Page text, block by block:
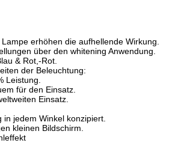
erhöhen die aufhellende Wirkung.
über den whitening Anwendung.
& Rot,-Rot.
der Beleuchtung:
Leistung.
für den Einsatz.
Einsatz.
jedem Winkel konzipiert.
kleinen Bildschirm.